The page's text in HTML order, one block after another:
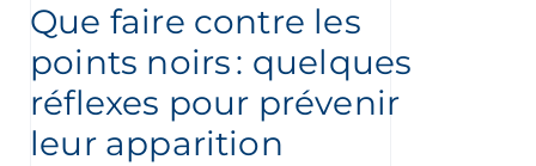
Que faire contre les
points noirs : quelques
réflexes pour prévenir
leur apparition